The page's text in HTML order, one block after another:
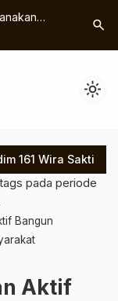
Babinsa
search
light_mode
161 Wira Sakti
pada periode
Bangun
Aktif